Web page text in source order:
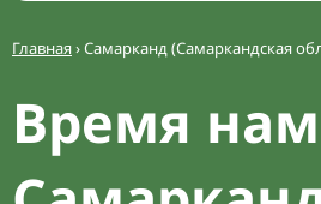
Главная›Самарканд (Самаркандская
Время